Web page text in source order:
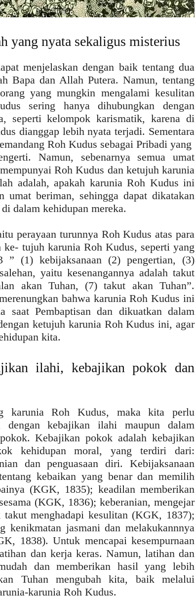
yang nyata sekaligus misterius
menjelaskan dengan baik tentang dua
Bapa dan Allah Putera. Namun, tentang
yang mungkin mengalami kesulitan
sering hanya dihubungkan dengan
seperti kelompok karismatik, karena di
dianggap lebih nyata terjadi. Sementara
Roh Kudus sebagai Pribadi yang
Namun, sebenarnya semua umat
Roh Kudus dan ketujuh karunia
adalah, apakah karunia Roh Kudus ini
umat beriman, sehingga dapat dikatakan
dalam kehidupan mereka.
perayaan turunnya Roh Kudus atas para
ke- tujuh karunia Roh Kudus, seperti yang
” (1) kebijaksanaan (2) pengertian, (3)
yaitu kesenangannya adalah takut
akan Tuhan, (7) takut akan Tuhan”.
bahwa karunia Roh Kudus ini
saat Pembaptisan dan dikuatkan dalam
ketujuh karunia Roh Kudus ini, agar
kita.
ilahi, kebajikan pokok dan
karunia Roh Kudus, maka kita perlu
dengan kebajikan ilahi maupun dalam
Kebajikan pokok adalah kebajikan
kehidupan moral, yang terdiri dari:
dan penguasaan diri. Kebijaksanaan
kebaikan yang benar dan memilih
(KGK, 1835); keadilan memberikan
(KGK, 1836); keberanian, mengejar
menghadapi kesulitan (KGK, 1837);
kenikmatan jasmani dan melakukannnya
1838). Untuk mencapai kesempurnaan
dan kerja keras. Namun, latihan dan
dan memberikan hasil yang lebih
Tuhan mengubah kita, baik melalui
karunia Roh Kudus.